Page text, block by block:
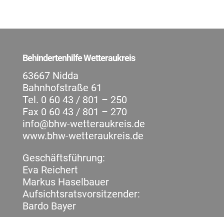
Behindertenhilfe Wetteraukreis
63667 Nidda
Bahnhofstraße 61
Tel. 0 60 43 / 801 – 250
Fax 0 60 43 / 801 – 270
info@bhw-wetteraukreis.de
www.bhw-wetteraukreis.de
Geschäftsführung:
Eva Reichert
Markus Haselbauer
Aufsichtsratsvorsitzender:
Bardo Bayer